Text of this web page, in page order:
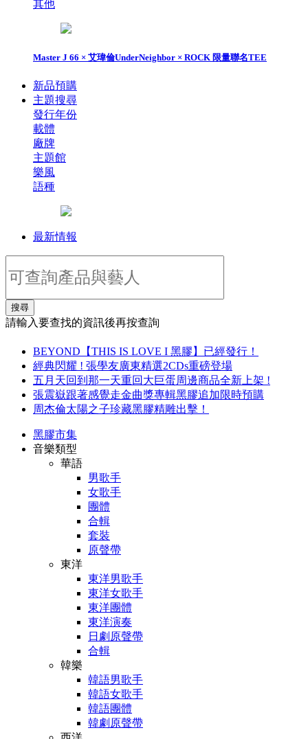
其他
Master J 66 × 艾瑋倫UnderNeighbor × ROCK 限量聯名TEE
新品預購
主題搜尋
發行年份
載體
廠牌
主題館
樂風
語種
最新情報
搜尋
請輸入要查找的資訊後再按查詢
BEYOND【THIS IS LOVE I 黑膠】已經發行！
經典閃耀 ! 張學友廣東精選2CDs重磅登場
五月天回到那一天重回大巨蛋周邊商品全新上架 !
張震嶽跟著感覺走金曲獎專輯黑膠追加限時預購
周杰倫太陽之子珍藏黑膠精雕出擊！
黑膠市集
音樂類型
華語
男歌手
女歌手
團體
合輯
套裝
原聲帶
東洋
東洋男歌手
東洋女歌手
東洋團體
東洋演奏
日劇原聲帶
合輯
韓樂
韓語男歌手
韓語女歌手
韓語團體
韓劇原聲帶